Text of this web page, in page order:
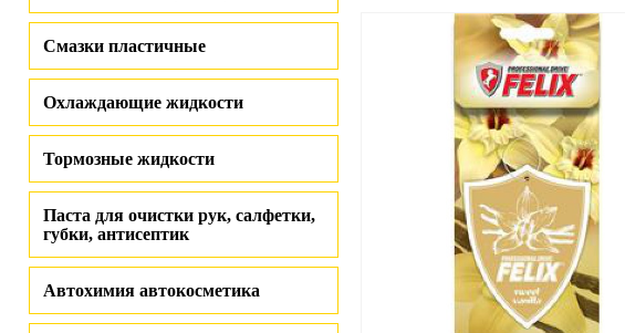
Смазки пластичные
Охлаждающие жидкости
Тормозные жидкости
Паста для очистки рук, салфетки,
губки, антисептик
Автохимия автокосметика